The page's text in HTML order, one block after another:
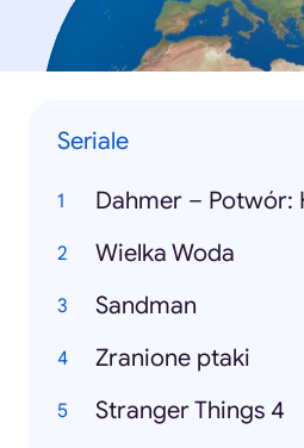
Seriale
Wielka Woda
Sandman
Zranione ptaki
Stranger Things 4